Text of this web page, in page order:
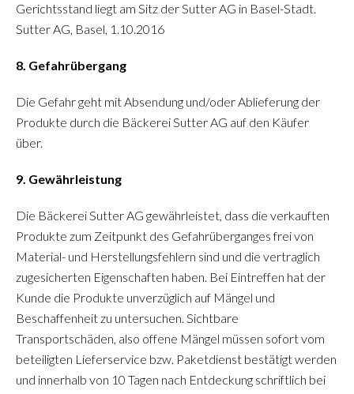
Gerichtsstand liegt am Sitz der Sutter AG in Basel-Stadt.
Sutter AG, Basel, 1.10.2016
8. Gefahrübergang
Die Gefahr geht mit Absendung und/oder Ablieferung der
Produkte durch die Bäckerei Sutter AG auf den Käufer
über.
9. Gewährleistung
Die Bäckerei Sutter AG gewährleistet, dass die verkauften
Produkte zum Zeitpunkt des Gefahrüberganges frei von
Material- und Herstellungsfehlern sind und die vertraglich
zugesicherten Eigenschaften haben. Bei Eintreffen hat der
Kunde die Produkte unverzüglich auf Mängel und
Beschaffenheit zu untersuchen. Sichtbare
Transportschäden, also offene Mängel müssen sofort vom
beteiligten Lieferservice bzw. Paketdienst bestätigt werden
und innerhalb von 10 Tagen nach Entdeckung schriftlich bei